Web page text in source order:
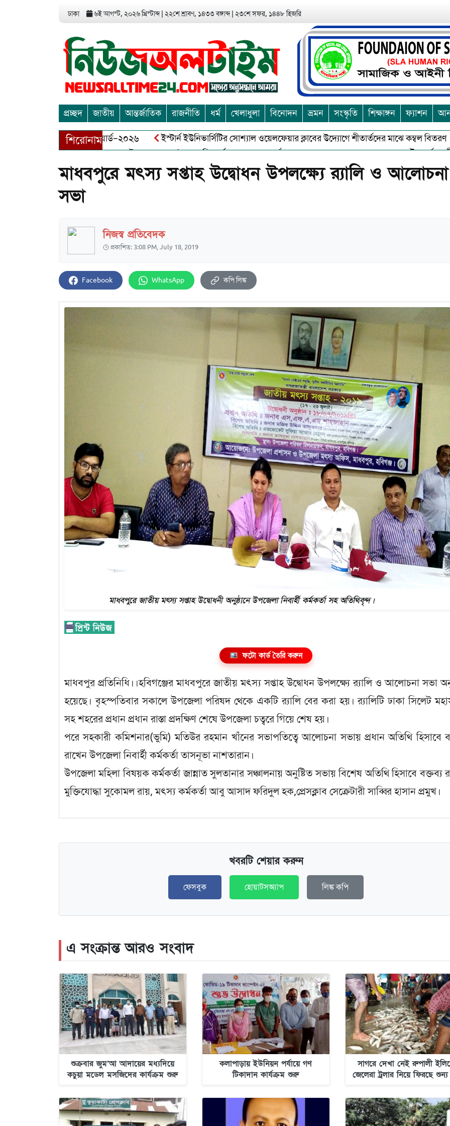
ঢাকা ৬ই আগস্ট, ২০২৬ খ্রিস্টাব্দ ২২শে শ্রাবণ, ১৪৩৩ বঙ্গাব্দ ২৩শে সফর, ১৪৪৮ হিজরি
প্রচ্ছদ জাতীয় আন্তর্জাতিক রাজনীতি ধর্ম খেলাধুলা বিনোদন ভ্রমন সংস্কৃতি শিক্ষাঙ্গন ফ্যাশন
শিরোনাম
এন্ড এন্ট্রাপ্রেনিয়র অ্যাওয়ার্ড–২০২৬ ইস্টার্ন ইউনিভার্সিটির সোশ্যাল ওয়েলফেয়ার ক্লাবের উদ্যোগে শীতার্তদের মাঝে কম্বল বিতরণ
মুক্তিযোদ্ধা আব্দুল খালেক এর ইন্তেকাল
আত্মশুদ্ধি অর্জন ও অশুভকে বর্জন করে সত্য,সুন্দরকে বরনে কলাপাড়ায় বৌদ্ধ ধর্মাবলম্বীদের
মাধবপুরে মৎস্য সপ্তাহ উদ্বোধন উপলক্ষ্যে র‌্যালি ও আলোচনা
সভা
নিজস্ব প্রতিবেদক
প্রকাশিত: 3:08 PM, July 18, 2019
Facebook WhatsApp কপি লিঙ্ক
ফটো কার্ড তৈরি করুন
মাধবপুর প্রতিনিধি।।হবিগঞ্জের মাধবপুরে জাতীয় মৎস্য সপ্তাহ উদ্বোধন উপলক্ষ্যে র‌্যালি ও আলোচনা সভা
হয়েছে। বৃহস্পতিবার সকালে উপজেলা পরিষদ থেকে একটি র‌্যালি বের করা হয়। র‌্যালিটি ঢাকা সিলেট
সহ শহরের প্রধান প্রধান রাস্তা প্রদক্ষিণ শেষে উপজেলা চত্বরে গিয়ে শেষ হয়।
পরে সহকারী কমিশনার(ভুমি) মতিউর রহমান খাঁনের সভাপতিত্বে আলোচনা সভায় প্রধান অতিথি হিসাবে
রাখেন উপজেলা নিবার্হী কর্মকর্তা তাসনূভা নাশতারান।
উপজেলা মহিলা বিষয়ক কর্মকর্তা জান্নাত সুলতানার সঞ্চালনায় অনুষ্টিত সভায় বিশেষ অতিথি হিসাবে বক্তব্য
মুক্তিযোদ্ধা সুকোমল রায়, মৎস্য কর্মকর্তা আবু আসাদ ফরিদুল হক,প্রেসক্লাব সেক্রেটারী সাব্বির হাসান প্রমুখ।
খবরটি শেয়ার করুন
ফেসবুক হোয়াটসঅ্যাপ লিঙ্ক কপি
এ সংক্রান্ত আরও সংবাদ
শুক্রবার জুম’আ আদায়ের মধ্যদিয়ে
কচুয়া মডেল মসজিদের কার্যক্রম শুরু
কলাপাড়ায় ইউনিয়ন পর্যায়ে গণ
টিকাদান কার্যক্রম শুরু
সাগরে দেখা নেই রুপালী
জেলেরা ট্রলার নিয়ে ফিরছে